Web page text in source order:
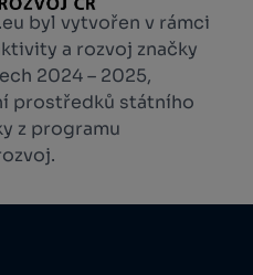
byl vytvořen v rámci
a rozvoj značky
2024 – 2025,
prostředků státního
z programu